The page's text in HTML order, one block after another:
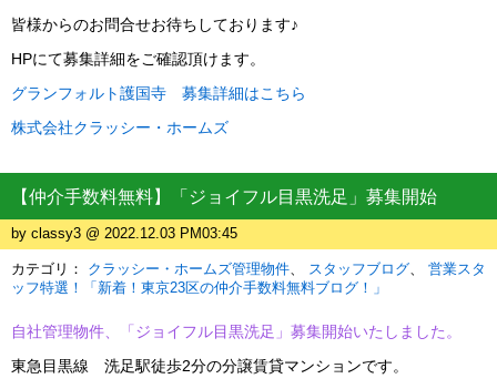
皆様からのお問合せお待ちしております♪
HPにて募集詳細をご確認頂けます。
グランフォルト護国寺 募集詳細はこちら
株式会社クラッシー・ホームズ
【仲介手数料無料】「ジョイフル目黒洗足」募集開始
by classy3 @ 2022.12.03 PM03:45
カテゴリ： クラッシー・ホームズ管理物件 スタッフブログ
営業スタ
ッフ特選！「新着！東京23区の仲介手数料無料ブログ！」
自社管理物件、「ジョイフル目黒洗足」募集開始いたしました。
東急目黒線 洗足駅徒歩2分の分譲賃貸マンションです。